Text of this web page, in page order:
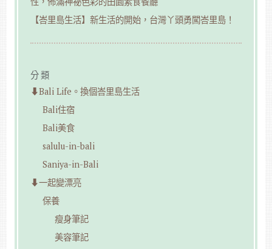
【峇里島生活】新生活的開始，台灣丫頭勇闖峇里島！
分類
⬇︎Bali Life。換個峇里島生活
Bali住宿
Bali美食
salulu-in-bali
Saniya-in-Bali
⬇︎一起變漂亮
保養
瘦身筆記
美容筆記